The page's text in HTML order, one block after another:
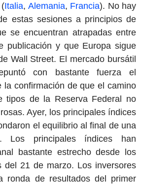
Italia, Alemania, Francia). No hay
estas sesiones a principios de
se encuentran atrapadas entre
publicación y que Europa sigue
Wall Street. El mercado bursátil
con bastante fuerza el
la confirmación de que el camino
tipos de la Reserva Federal no
Ayer, los principales índices
el equilibrio al final de una
Los principales índices han
bastante estrecho desde los
del 21 de marzo. Los inversores
ronda de resultados del primer